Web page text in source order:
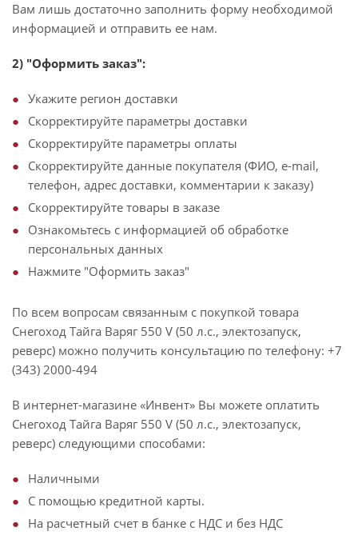
Вам лишь достаточно заполнить форму необходимой
информацией и отправить ее нам.
2) "Оформить заказ":
Укажите регион доставки
Скорректируйте параметры доставки
Скорректируйте параметры оплаты
Скорректируйте данные покупателя (ФИО, e-mail,
телефон, адрес доставки, комментарии к заказу)
Скорректируйте товары в заказе
Ознакомьтесь с информацией об обработке
персональных данных
Нажмите "Оформить заказ"
По всем вопросам связанным с покупкой товара
Снегоход Тайга Варяг 550 V (50 л.с., электозапуск,
реверс) можно получить консультацию по телефону: +7
(343) 2000-494
В интернет-магазине «Инвент» Вы можете оплатить
Снегоход Тайга Варяг 550 V (50 л.с., электозапуск,
реверс) следующими способами:
Наличными
С помощью кредитной карты.
На расчетный счет в банке с НДС и без НДС